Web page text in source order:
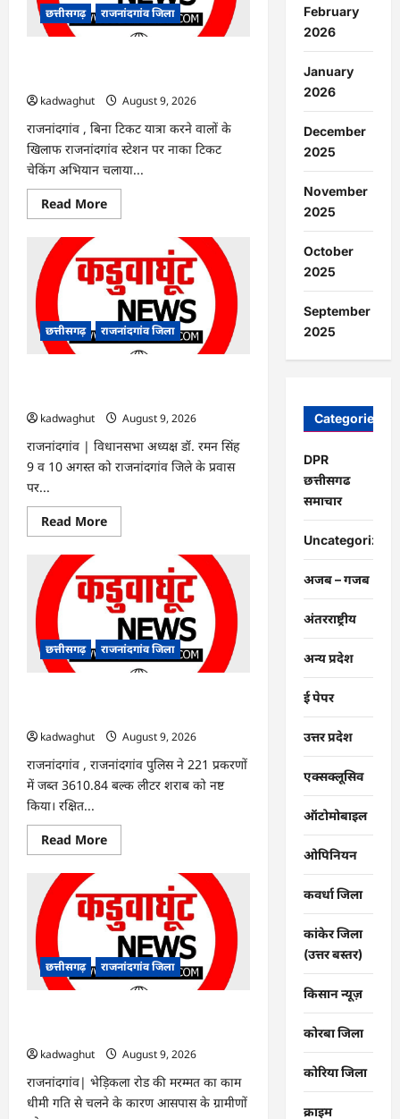
एकता
की
पहचान
छत्तीसगढ़ राजनांदगांव जिला
kadwaghut
August 9, 2026
राजनांदगांव , बिना टिकट यात्रा करने वालों के
खिलाफ राजनांदगांव स्टेशन पर नाका टिकट
चेकिंग अभियान चलाया...
Read MoreRead
more
टिकट
चेकिंग
:
16
ट्रेनों
में
पकड़े
छत्तीसगढ़ राजनांदगांव जिला
kadwaghut
August 9, 2026
राजनांदगांव | विधानसभा अध्यक्ष डॉ. रमन सिंह
9 व 10 अगस्त को राजनांदगांव जिले के प्रवास
पर...
Read MoreRead
more
विधानसभा
अध्यक्ष
डॉ.
रमन
सिंह
आज-
कल
छत्तीसगढ़ राजनांदगांव जिला
kadwaghut
August 9, 2026
राजनांदगांव , राजनांदगांव पुलिस ने 221 प्रकरणों
में जब्त 3610.84 बल्क लीटर शराब को नष्ट
किया। रक्षित...
Read MoreRead
more
221
केस
में
जब्त
लाख
की
3610
गई…
छत्तीसगढ़ राजनांदगांव जिला
kadwaghut
August 9, 2026
राजनांदगांव| भेड़िकला रोड की मरम्मत का काम
धीमी गति से चलने के कारण आसपास के ग्रामीणों
February
2026
January
2026
December
2025
November
2025
October
2025
September
2025
Categories
DPR
छत्तीसगढ
समाचार
Uncategorized
अजब – गजब
अंतरराष्ट्रीय
अन्य प्रदेश
ई पेपर
उत्तर प्रदेश
एक्सक्लूसिव
ऑटोमोबाइल
ओपिनियन
कवर्धा जिला
कांकेर जिला
(उत्तर बस्तर)
किसान न्यूज़
कोरबा जिला
कोरिया जिला
क्राइम